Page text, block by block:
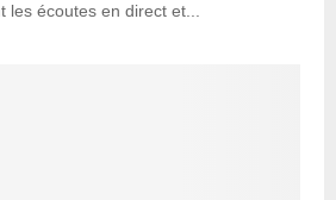
écoutes en direct et...